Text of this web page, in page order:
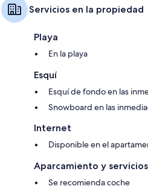
Servicios en la propiedad
Playa
En la playa
Esquí
Esquí de fondo en las
Snowboard en las
Internet
Disponible en el
Aparcamiento y
Se recomienda coche